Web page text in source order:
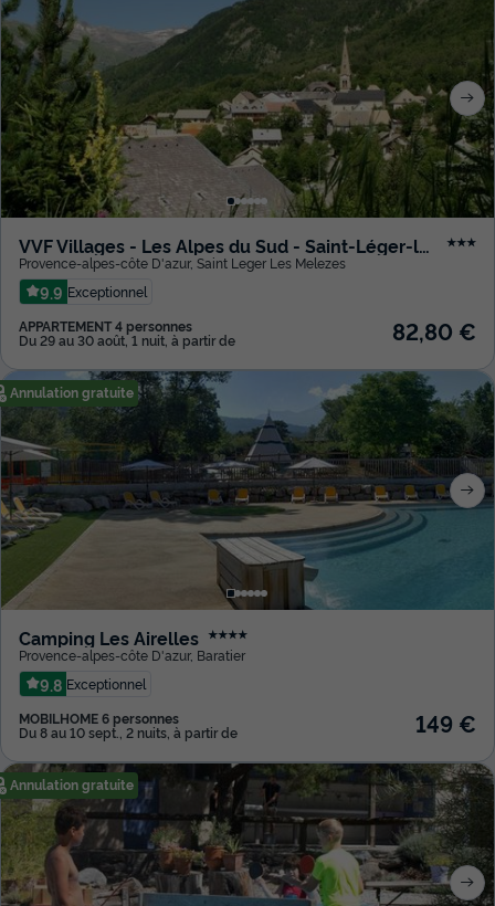
VVF Villages - Les Alpes du Sud - Saint-Léger-les-Mélèzes ★★★
Provence-alpes-côte D'azur, Saint Leger Les Melezes
9.9 Exceptionnel
APPARTEMENT 4 personnes
Du 29 au 30 août, 1 nuit, à partir de 82,80 €
Annulation gratuite
Camping Les Airelles ★★★★
Provence-alpes-côte D'azur, Baratier
9.8 Exceptionnel
MOBILHOME 6 personnes
Du 8 au 10 sept., 2 nuits, à partir de 149 €
Annulation gratuite